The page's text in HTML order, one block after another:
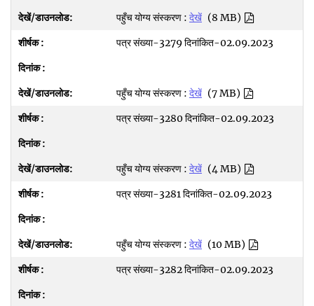
पहुँच योग्य संस्करण : देखें (8 MB)
पत्र संख्या-3279 दिनांकित-02.09.2023
पहुँच योग्य संस्करण : देखें (7 MB)
पत्र संख्या-3280 दिनांकित-02.09.2023
पहुँच योग्य संस्करण : देखें (4 MB)
पत्र संख्या-3281 दिनांकित-02.09.2023
पहुँच योग्य संस्करण : देखें (10 MB)
पत्र संख्या-3282 दिनांकित-02.09.2023